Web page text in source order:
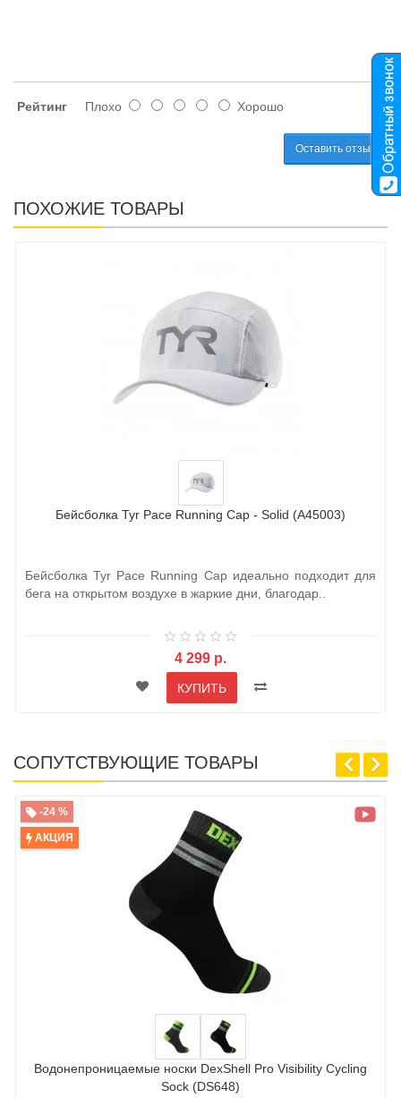
Рейтинг Плохо Хорошо
Оставить отзыв
ПОХОЖИЕ ТОВАРЫ
Бейсболка Tyr Pace Running Cap - Solid (A45003)
Бейсболка Tyr Pace Running Cap идеально подходит для
бега на открытом воздухе в жаркие дни, благодар..
4 299 р.
КУПИТЬ
СОПУТСТВУЮЩИЕ ТОВАРЫ
-24 %
АКЦИЯ
Водонепроницаемые носки DexShell Pro Visibility Cycling
Sock (DS648)